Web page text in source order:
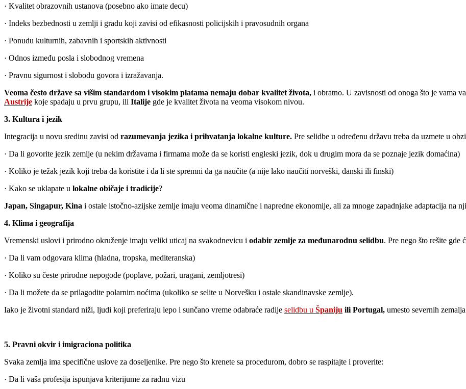
· Kvalitet obrazovnih ustanova (posebno ako imate decu)
· Indeks bezbednosti u zemlji i gradu koji zavisi od efikasnosti policijskih i pravosudnih organa
· Ponudu kulturnih, zabavnih i sportskih aktivnosti
· Odnos između posla i slobodnog vremena
· Pravnu sigurnost i slobodu govora i izražavanja.
Veoma često države sa višim standardom i visokim platama nemaju dobar kvalitet života, i obratno. U zavisnosti od onoga što je vama
Austrije koje spadaju u prvu grupu, ili Italije gde je kvalitet života na veoma visokom nivou.
3. Kultura i jezik
Integracija u novu sredinu zavisi od razumevanja jezika i prihvatanja lokalne kulture. Pre selidbe u određenu državu treba da uzmete u
· Da li govorite jezik zemlje (u nekim državama i firmama može da se koristi engleski jezik, dok u drugim mora da se poznaje jezik domaćina)
· Koliko je težak jezik koji treba da koristite i da li ste spremni da ga naučite (a nije lako naučiti norveški, danski ili finski)
· Kako se uklapate u lokalne običaje i tradicije?
Japan, Singapur, Kina i ostale istočno-azijske zemlje imaju veoma dinamične i napredne ekonomije, ali za mnoge zapadnjake adaptacija na
4. Klima i geografija
Vremenski uslovi i prirodno okruženje imaju veliki uticaj na svakodnevicu i odabir zemlje za međunarodnu selidbu. Pre nego što rešite gde
· Da li vam odgovara klima (hladna, tropska, mediteranska)
· Koliko su česte prirodne nepogode (poplave, požari, uragani, zemljotresi)
· Da li možete da se prilagodite polarnim noćima (ukoliko se selite u Norvešku i ostale skandinavske zemlje).
Iako je životni standard niži, ljudi koji preferiraju lepo i sunčano vreme odabraće radije selidbu u Španiju ili Portugal, umesto severnih
5. Pravni okvir i imigraciona politika
Svaka zemlja ima specifične uslove za doseljenike. Pre nego što krenete sa procedurom, dobro se raspitajte i proverite:
· Da li vaša profesija ispunjava kriterijume za radnu vizu